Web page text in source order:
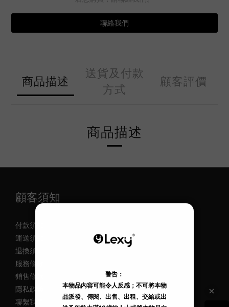
聯絡我們
商品描述
送貨及付款
方式
顧客評價
商品描述
顧客須知
付款須知
運送須知
退換須知
服務條款
銷售條款
隱私政策
聯繫我們